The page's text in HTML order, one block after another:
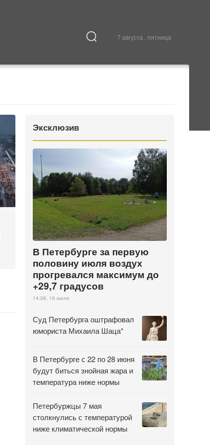
7 августа , пятница
Эксклюзив
В Петербурге за первую
половину июля воздух
прогревался максимум до
+29,7 градусов
14:26, 16 июля
Суд Петербурга оштрафовал
юмориста Михаила Шаца*
В Петербурге с 22 по 28 июня
будут биться знойная жара и
температура ниже нормы
Петербуржцы 7 мая
столкнулись с температурой
ниже климатической нормы